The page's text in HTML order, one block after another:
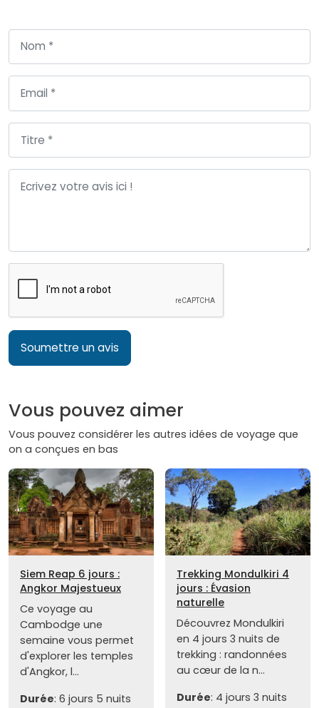
Soumettre un avis
Vous pouvez aimer
Vous pouvez considérer les autres idées de voyage que
on a conçues en bas
Siem Reap 6 jours :
Angkor Majestueux
Ce voyage au
Cambodge une
semaine vous permet
d'explorer les temples
d'Angkor, l...
Durée: 6 jours 5 nuits
Trekking Mondulkiri 4
jours : Évasion
naturelle
Découvrez Mondulkiri
en 4 jours 3 nuits de
trekking : randonnées
au cœur de la n...
Durée: 4 jours 3 nuits